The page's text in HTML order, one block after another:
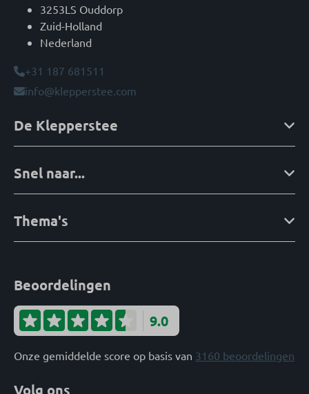
3253LS Ouddorp
Zuid-Holland
Nederland
+31 187 681511
info@klepperstee.com
De Klepperstee
Snel naar...
Thema's
Beoordelingen
9.0
Onze gemiddelde score op basis van 3160 beoordelingen
Volg ons